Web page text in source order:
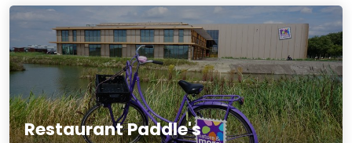
Restaurant Paddle's